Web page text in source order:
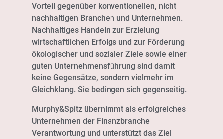
Vorteil gegenüber konventionellen, nicht
nachhaltigen Branchen und Unternehmen.
Nachhaltiges Handeln zur Erzielung
wirtschaftlichen Erfolgs und zur Förderung
ökologischer und sozialer Ziele sowie einer
guten Unternehmensführung sind damit
keine Gegensätze, sondern vielmehr im
Gleichklang. Sie bedingen sich gegenseitig.
Murphy&Spitz übernimmt als erfolgreiches
Unternehmen der Finanzbranche
Verantwortung und unterstützt das Ziel